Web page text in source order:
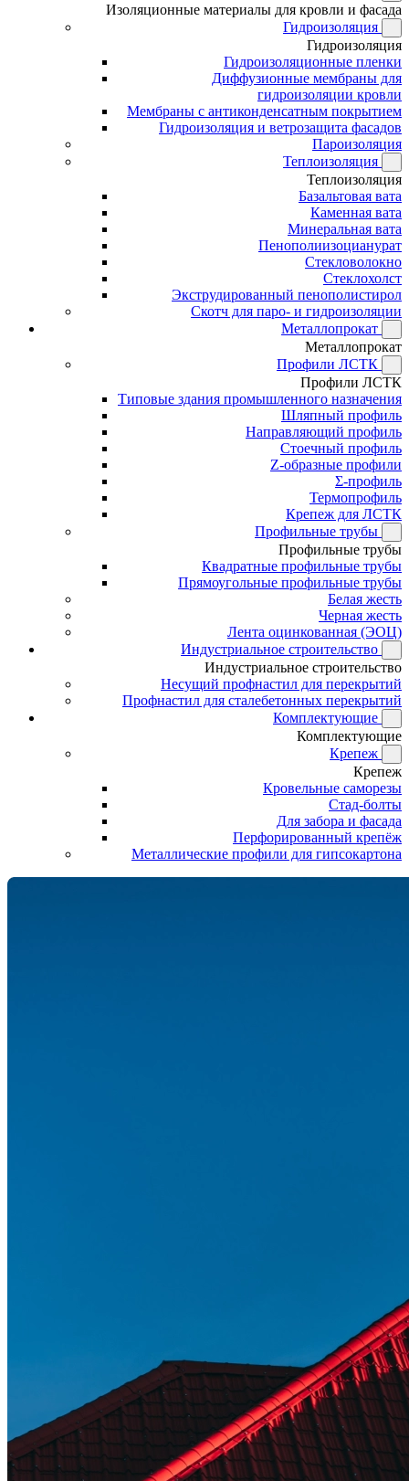
Изоляционные материалы для кровли и фасада
Гидроизоляция
Гидроизоляция
Гидроизоляционные пленки
Диффузионные мембраны для
гидроизоляции кровли
Мембраны с антиконденсатным покрытием
Гидроизоляция и ветрозащита фасадов
Пароизоляция
Теплоизоляция
Теплоизоляция
Базальтовая вата
Каменная вата
Минеральная вата
Пенополиизоцианурат
Стекловолокно
Стеклохолст
Экструдированный пенополистирол
Скотч для паро- и гидроизоляции
Металлопрокат
Металлопрокат
Профили ЛСТК
Профили ЛСТК
Типовые здания промышленного назначения
Шляпный профиль
Направляющий профиль
Стоечный профиль
Z-образные профили
Σ-профиль
Термопрофиль
Крепеж для ЛСТК
Профильные трубы
Профильные трубы
Квадратные профильные трубы
Прямоугольные профильные трубы
Белая жесть
Черная жесть
Лента оцинкованная (ЭОЦ)
Индустриальное строительство
Индустриальное строительство
Несущий профнастил для перекрытий
Профнастил для сталебетонных перекрытий
Комплектующие
Комплектующие
Крепеж
Крепеж
Кровельные саморезы
Стад-болты
Для забора и фасада
Перфорированный крепёж
Металлические профили для гипсокартона